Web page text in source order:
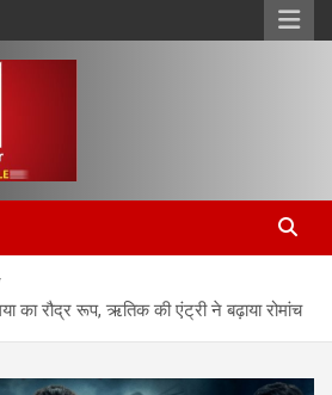
का रौद्र रूप, ऋतिक की एंट्री ने बढ़ाया रोमांच